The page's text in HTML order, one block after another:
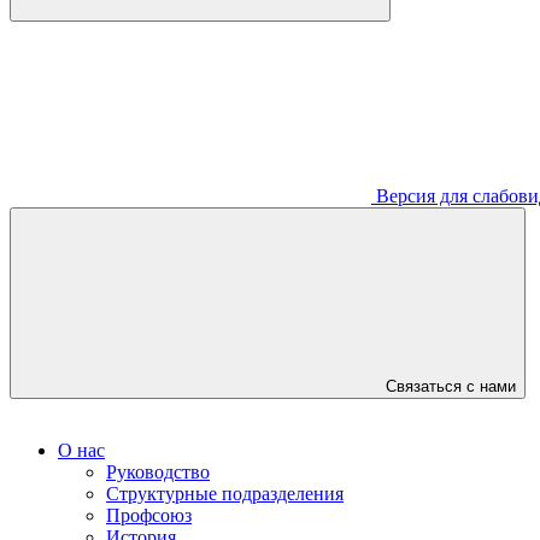
Версия для
Связаться с нами
О нас
Руководство
Структурные подразделения
Профсоюз